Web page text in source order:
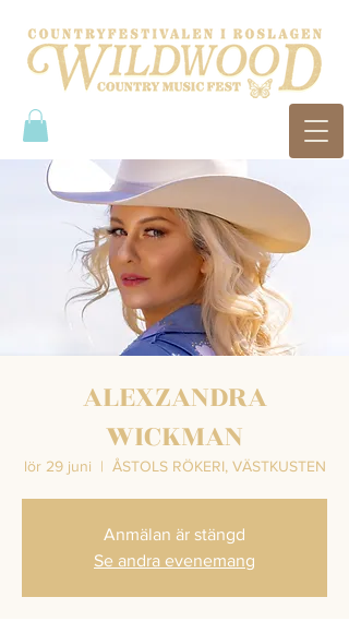
ALEXZANDRA
WICKMAN
lör 29 juni
  |
ÅSTOLS RÖKERI, VÄSTKUSTEN
Anmälan är stängd
Se andra evenemang